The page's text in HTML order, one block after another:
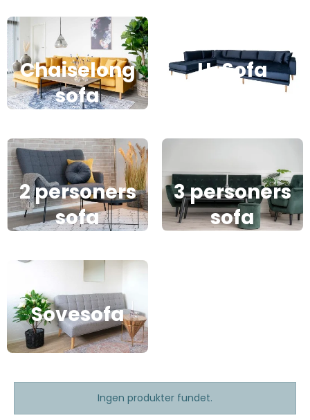
Chaiselong
sofa
U-Sofa
2 personers
sofa
3 personers
sofa
Sovesofa
Ingen produkter fundet.